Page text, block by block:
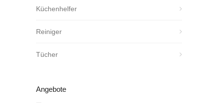
Küchenhelfer
Reiniger
Tücher
Angebote